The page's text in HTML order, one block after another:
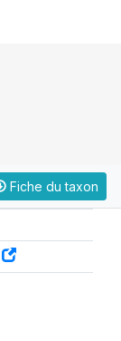
Fiche du taxon